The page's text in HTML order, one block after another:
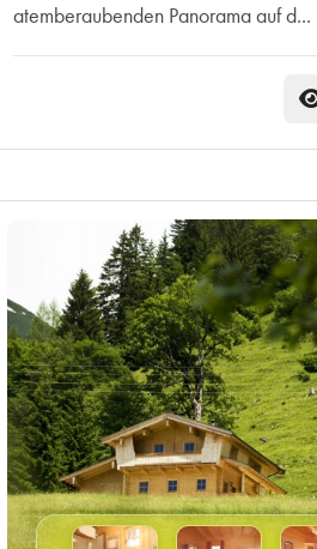
atemberaubenden Panorama auf d...